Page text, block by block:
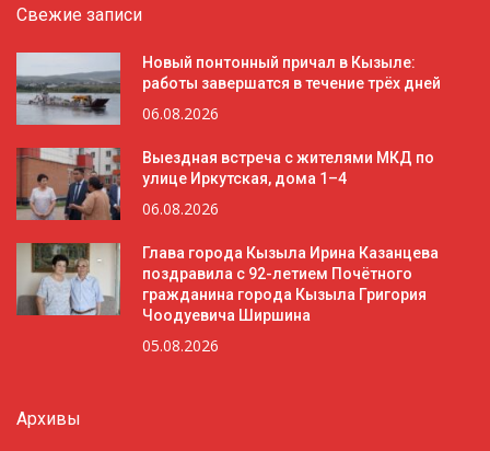
Свежие записи
Новый понтонный причал в Кызыле:
работы завершатся в течение трёх дней
06.08.2026
Выездная встреча с жителями МКД по
улице Иркутская, дома 1–4
06.08.2026
Глава города Кызыла Ирина Казанцева
поздравила с 92-летием Почётного
гражданина города Кызыла Григория
Чоодуевича Ширшина
05.08.2026
Архивы